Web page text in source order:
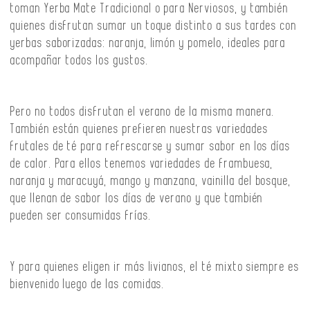
toman Yerba Mate Tradicional o para Nerviosos, y también
quienes disfrutan sumar un toque distinto a sus tardes con
yerbas saborizadas: naranja, limón y pomelo, ideales para
acompañar todos los gustos.
Pero no todos disfrutan el verano de la misma manera.
También están quienes prefieren nuestras variedades
frutales de té para refrescarse y sumar sabor en los días
de calor. Para ellos tenemos variedades de frambuesa,
naranja y maracuyá, mango y manzana, vainilla del bosque,
que llenan de sabor los días de verano y que también
pueden ser consumidas frías.
Y para quienes eligen ir más livianos, el té mixto siempre es
bienvenido luego de las comidas.